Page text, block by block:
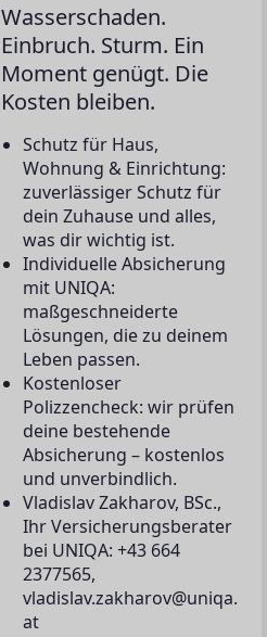
Wasserschaden.
Einbruch. Sturm. Ein
Moment genügt. Die
Kosten bleiben.
Schutz für Haus,
Wohnung & Einrichtung:
zuverlässiger Schutz für
dein Zuhause und alles,
was dir wichtig ist.
Individuelle Absicherung
mit UNIQA:
maßgeschneiderte
Lösungen, die zu deinem
Leben passen.
Kostenloser
Polizzencheck: wir prüfen
deine bestehende
Absicherung – kostenlos
und unverbindlich.
Vladislav Zakharov, BSc.,
Ihr Versicherungsberater
bei UNIQA: +43 664
2377565,
vladislav.zakharov@uniqa.
at